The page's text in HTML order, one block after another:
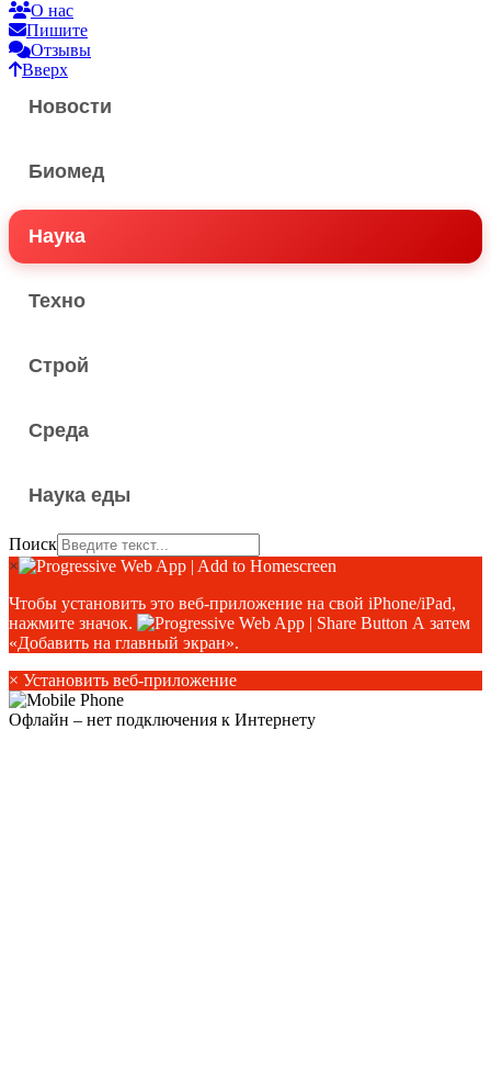
О нас
Пишите
Отзывы
Вверх
Новости
Биомед
Наука
Техно
Строй
Среда
Наука еды
Поиск
×
Чтобы установить это веб-приложение на свой iPhone/iPad,
нажмите значок.
А затем
«Добавить на главный экран».
× Установить веб-приложение
Офлайн – нет подключения к Интернету